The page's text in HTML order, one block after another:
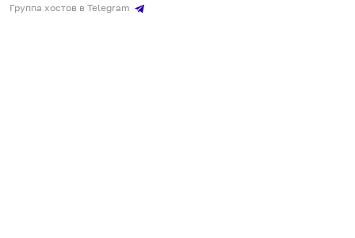
Группа хостов в Telegram